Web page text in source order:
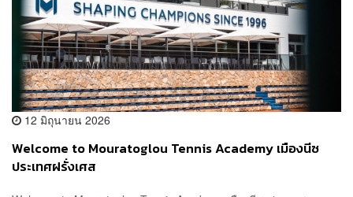
12 มิถุนายน 2026
Welcome to Mouratoglou Tennis Academy เมืองนีซ
ประเทศฝรั่งเศส